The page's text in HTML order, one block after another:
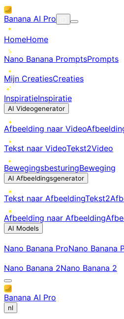
Banana AI Pro
HomeHome
Nano Banana PromptsPrompts
Mijn CreatiesCreaties
InspiratieInspiratie
AI Videogenerator
Afbeelding naar Video
Tekst naar VideoTekst2Video
BewegingsbesturingBeweging
AI Afbeeldingsgenerator
Tekst naar Afbeelding
Afbeelding naar Afbeelding
AI Models
Nano Banana ProNano Banana
Nano Banana 2Nano Banana 2
Banana AI Pro
nl